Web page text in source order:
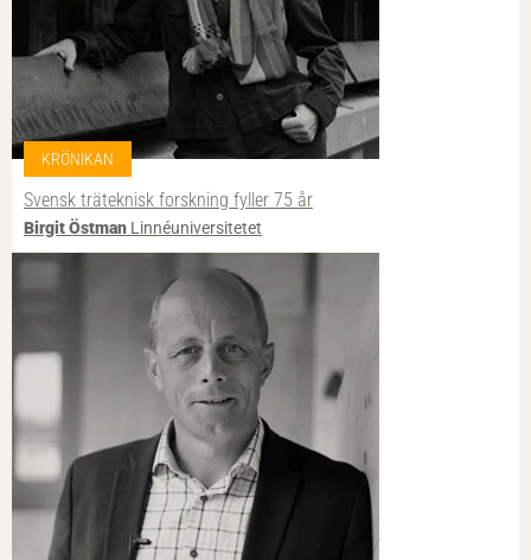
KRÖNIKAN
Svensk träteknisk forskning fyller 75 år
Birgit Östman Linnéuniversitetet